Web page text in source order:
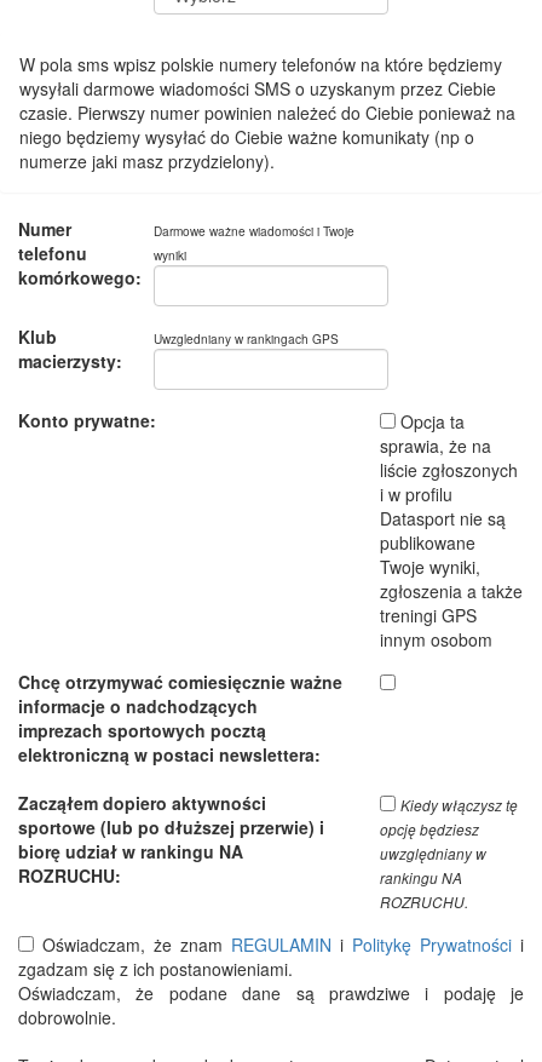
W pola sms wpisz polskie numery telefonów na które będziemy
wysyłali darmowe wiadomości SMS o uzyskanym przez Ciebie
czasie. Pierwszy numer powinien należeć do Ciebie ponieważ na
niego będziemy wysyłać do Ciebie ważne komunikaty (np o
numerze jaki masz przydzielony).
Numer
telefonu
komórkowego:
Darmowe ważne wiadomości i Twoje
wyniki
Klub
macierzysty:
Uwzgledniany w rankingach GPS
Konto prywatne:
Opcja ta
sprawia, że na
liście zgłoszonych
i w profilu
Datasport nie są
publikowane
Twoje wyniki,
zgłoszenia a także
treningi GPS
innym osobom
Chcę otrzymywać comiesięcznie ważne
informacje o nadchodzących
imprezach sportowych pocztą
elektroniczną w postaci newslettera:
Zacząłem dopiero aktywności
sportowe (lub po dłuższej przerwie) i
biorę udział w rankingu NA
ROZRUCHU:
Kiedy włączysz tę
opcję będziesz
uwzględniany w
rankingu NA
ROZRUCHU.
Oświadczam, że znam REGULAMIN i Politykę Prywatności i
zgadzam się z ich postanowieniami.
Oświadczam, że podane dane są prawdziwe i podaję je
dobrowolnie.